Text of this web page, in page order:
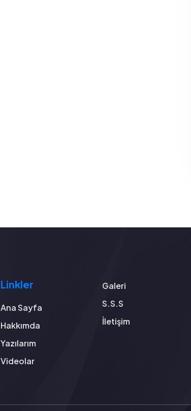
Linkler
Ana Sayfa
Hakkımda
Yazılarım
Videolar
Galeri
S.S.S
İletişim